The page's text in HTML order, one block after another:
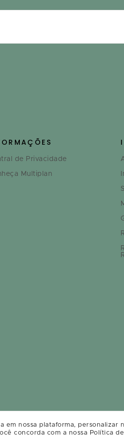
de Privacidade
Multiplan
em nossa plataforma, personalizar
concorda com a nossa Política